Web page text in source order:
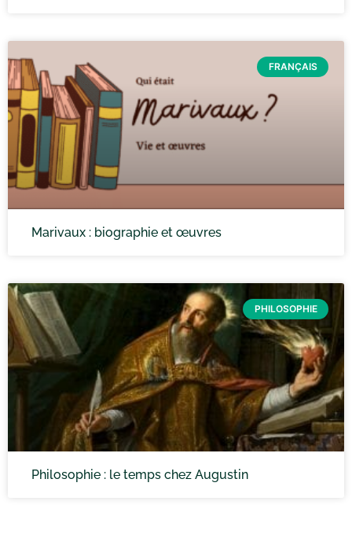
FRANÇAIS
Marivaux : biographie et œuvres
PHILOSOPHIE
Philosophie : le temps chez Augustin